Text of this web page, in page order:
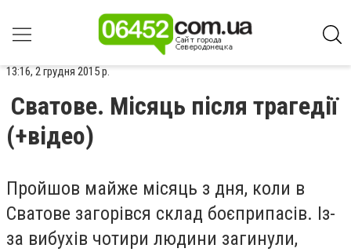
13:16, 2 грудня 2015 р.
Сватове. Місяць після трагедії
(+відео)
Пройшов майже місяць з дня, коли в
Сватове загорівся склад боєприпасів. Із-
за вибухів чотири людини загинули,